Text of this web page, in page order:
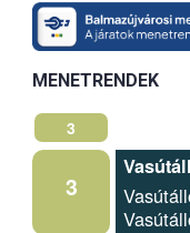
MENETRENDEK
3
3